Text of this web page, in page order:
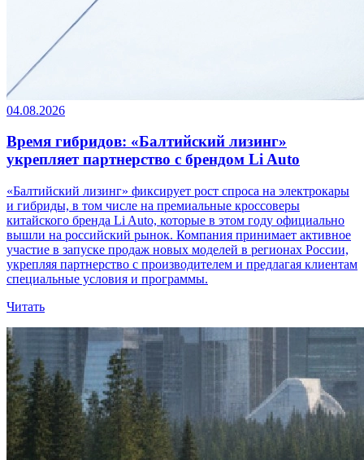
04.08.2026
Время гибридов: «Балтийский лизинг»
укрепляет партнерство с брендом Li Auto
«Балтийский лизинг» фиксирует рост спроса на электрокары
и гибриды, в том числе на премиальные кроссоверы
китайского бренда Li Auto, которые в этом году официально
вышли на российский рынок. Компания принимает активное
участие в запуске продаж новых моделей в регионах России,
укрепляя партнерство с производителем и предлагая клиентам
специальные условия и программы.
Читать